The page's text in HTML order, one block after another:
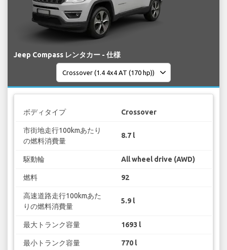
Jeep Compass レンタカー - 仕様
ボディタイプ Crossover
市街地走行100kmあたり
の燃料消費量
8.7 l
駆動輪 All wheel drive (AWD)
燃料 92
高速道路走行100kmあた
りの燃料消費量
5.9 l
最大トランク容量 1693 l
最小トランク容量 770 l